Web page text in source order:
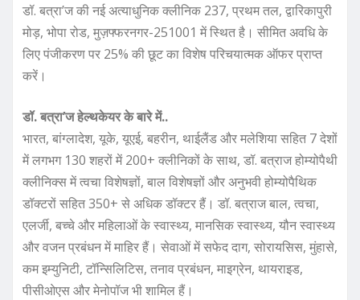
डॉ. बत्रा’ज की नई अत्याधुनिक क्लीनिक 237, प्रथम तल, द्वारिकापुरी
मोड़, भोपा रोड, मुज़फ्फरनगर-251001 में स्थित है। सीमित अवधि के
लिए पंजीकरण पर 25% की छूट का विशेष परिचयात्मक ऑफर प्राप्त
करें।
डॉ. बत्रा’ज हेल्थकेयर के बारे में..
भारत, बांग्लादेश, यूके, यूएई, बहरीन, थाईलैंड और मलेशिया सहित 7 देशों
में लगभग 130 शहरों में 200+ क्लीनिकों के साथ, डॉ. बत्राज होम्योपैथी
क्लीनिक्स में त्वचा विशेषज्ञों, बाल विशेषज्ञों और अनुभवी होम्योपैथिक
डॉक्टरों सहित 350+ से अधिक डॉक्टर हैं। डॉ. बत्राज बाल, त्वचा,
एलर्जी, बच्चे और महिलाओं के स्वास्थ्य, मानसिक स्वास्थ्य, यौन स्वास्थ्य
और वजन प्रबंधन में माहिर हैं। सेवाओं में सफेद दाग, सोरायसिस, मुंहासे,
कम इम्युनिटी, टॉन्सिलिटिस, तनाव प्रबंधन, माइग्रेन, थायराइड,
पीसीओएस और मेनोपॉज भी शामिल हैं।